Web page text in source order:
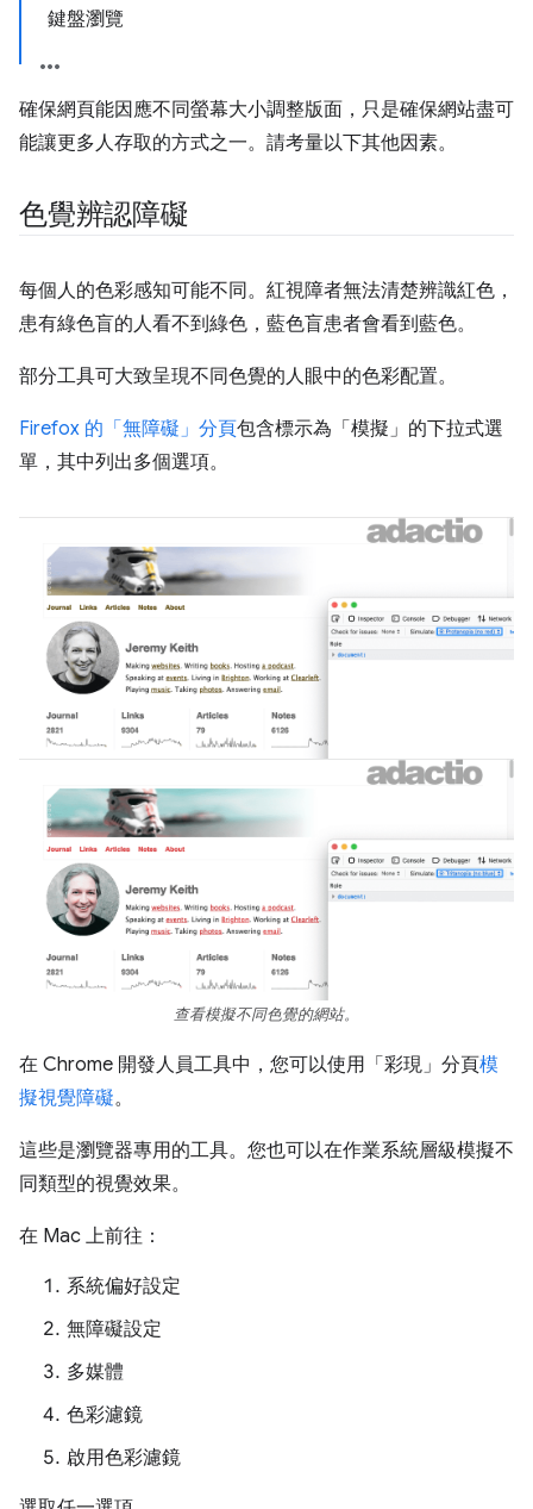
鍵盤瀏覽
確保網頁能因應不同螢幕大小調整版面，只是確保網站盡可
能讓更多人存取的方式之一。請考量以下其他因素。
色覺辨認障礙
每個人的色彩感知可能不同。紅視障者無法清楚辨識紅色，
患有綠色盲的人看不到綠色，藍色盲患者會看到藍色。
部分工具可大致呈現不同色覺的人眼中的色彩配置。
Firefox 的「無障礙」分頁包含標示為「模擬」 的下拉式選
單，其中列出多個選項。
查看模擬不同色覺的網站。
在 Chrome 開發人員工具中，您可以使用「彩現」分頁模
擬視覺障礙。
這些是瀏覽器專用的工具。您也可以在作業系統層級模擬不
同類型的視覺效果。
在 Mac 上前往：
系統偏好設定
無障礙設定
多媒體
色彩濾鏡
啟用色彩濾鏡